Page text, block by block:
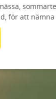
för att nämna